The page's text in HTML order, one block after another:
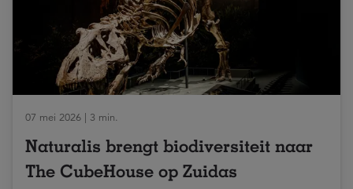
07 mei 2026 | 3 min.
Naturalis brengt biodiversiteit naar
The CubeHouse op Zuidas